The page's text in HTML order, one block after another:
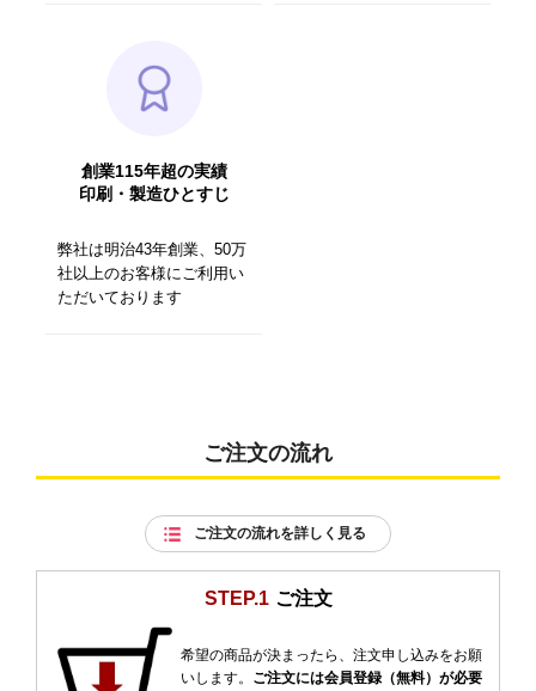
創業115年超の実績
印刷・製造ひとすじ
弊社は明治43年創業、50万
社以上のお客様にご利用い
ただいております
ご注文の流れ
ご注文の流れを詳しく見る
STEP.1 ご注文
希望の商品が決まったら、注文申し込みをお願
いします。 ご注文には会員登録（無料）が必要